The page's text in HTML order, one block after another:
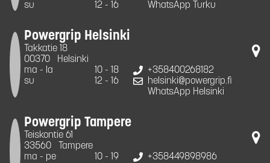
su
12 - 16
WhatsApp Turku
Powergrip Helsinki
Takkatie 18
00370
Helsinki
ma - la
10 - 18
su
12 - 16
+358400268182
helsinki@powergrip.fi
WhatsApp Helsinki
Powergrip Tampere
Teiskontie 61
33560
Tampere
ma - pe
10 - 19 +358449898986